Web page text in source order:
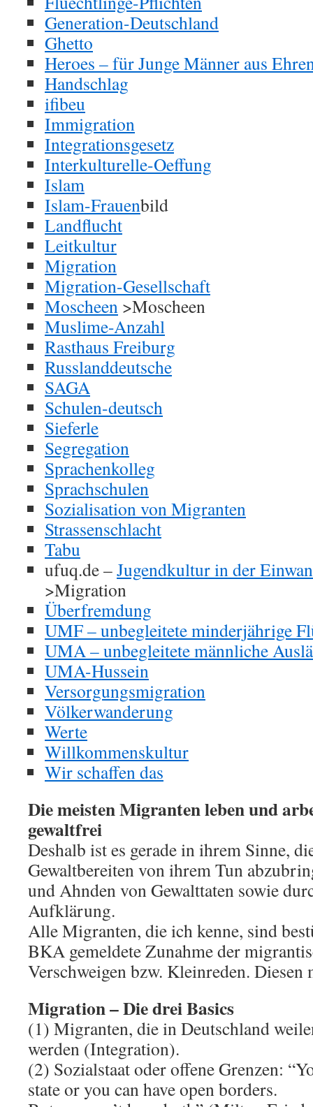
Generation-Deutschland
Ghetto
Heroes – für Junge Männer aus
Handschlag
ifibeu
Immigration
Integrationsgesetz
Interkulturelle-Oeffung
Islam
Islam-Frauenbild
Landflucht
Leitkultur
Migration
Migration-Gesellschaft
Moscheen >Moscheen
Muslime-Anzahl
Rasthaus Freiburg
Russlanddeutsche
SAGA
Schulen-deutsch
Sieferle
Segregation
Sprachenkolleg
Sprachschulen
Sozialisation von Migranten
Strassenschlacht
Tabu
ufuq.de –Jugendkultur in der
>Migration
Überfremdung
UMF – unbegleitete minderjährige
UMA – unbegleitete männliche
UMA-Hussein
Versorgungsmigration
Völkerwanderung
Werte
Willkommenskultur
Wir schaffen das
Die meisten Migranten leben und
gewaltfrei
Deshalb ist es gerade in ihrem Sinne,
Gewaltbereiten von ihrem Tun
und Ahnden von Gewalttaten sowie
Aufklärung.
Alle Migranten, die ich kenne, sind
BKA gemeldete Zunahme der
Verschweigen bzw. Kleinreden. Diesen
Migration – Die drei Basics
(1) Migranten, die in Deutschland
werden (Integration).
(2) Sozialstaat oder offene Grenzen:
state or you can have open borders.